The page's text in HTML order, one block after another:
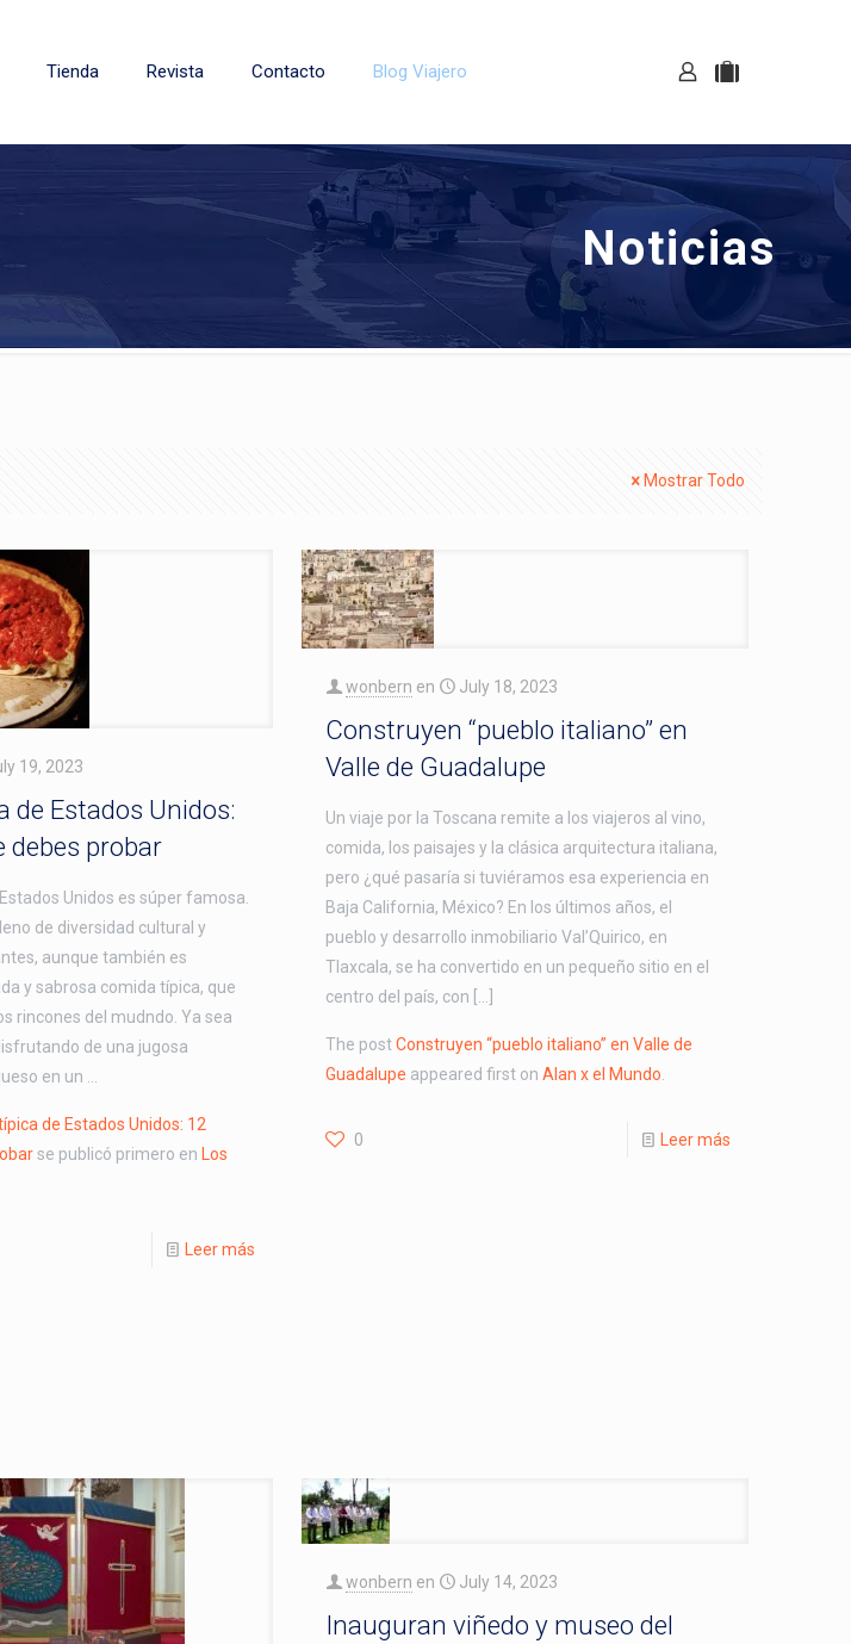
Tienda Revista Contacto Blog Viajero
Noticias
Mostrar Todo
19, 2023
de Estados Unidos:
debes probar
Unidos es súper famosa.
de diversidad cultural y
aunque también es
y sabrosa comida típica, que
rincones del mudndo. Ya sea
de una jugosa
en un …
de Estados Unidos: 12
se publicó primero en
Los
Leer más
wonbern en July 18, 2023
Construyen “pueblo italiano” en
Valle de Guadalupe
Un viaje por la Toscana remite a los viajeros al vino,
comida, los paisajes y la clásica arquitectura italiana,
pero ¿qué pasaría si tuviéramos esa experiencia en
Baja California, México? En los últimos años, el
pueblo y desarrollo inmobiliario Val’Quirico, en
Tlaxcala, se ha convertido en un pequeño sitio en el
centro del país, con […]
The postConstruyen “pueblo italiano” en Valle de
Guadalupe appeared first onAlan x el Mundo
0 Leer más
wonbern en July 14, 2023
Inauguran viñedo y museo del